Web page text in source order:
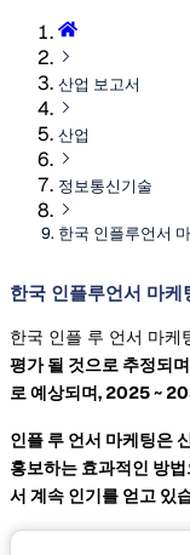
산업 보고서
산업
정보통신기술
한국 인플루언서
한국 인플루언서 마
한국 인플 루 언서 마
평가 될 것으로 추정되
로 예상되며, 2025 ~
인플 루 언서 마케팅은
홍보하는 효과적인 방
서 계속 인기를 얻고 있